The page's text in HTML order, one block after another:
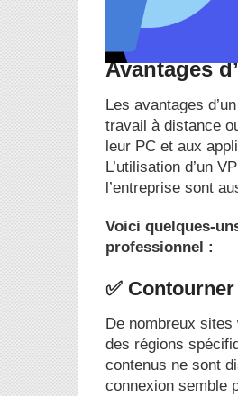
Avantages
Les avantages
travail à distance
leur PC et aux
L’utilisation d’un
l’entreprise sont
Voici quelques-
professionnel :
✅
De nombreux
des régions
contenus ne sont
connexion semble